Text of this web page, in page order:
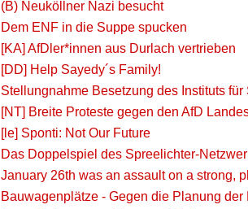
(B) Neuköllner Nazi besucht
Dem ENF in die Suppe spucken
[KA] AfDler*innen aus Durlach vertrieben
[DD] Help Sayedy´s Family!
Stellungnahme Besetzung des Instituts
[NT] Breite Proteste gegen den AfD
[le] Sponti: Not Our Future
Das Doppelspiel des Spreelichter-
January 26th was an assault on a strong,
Bauwagenplätze - Gegen die Planung der